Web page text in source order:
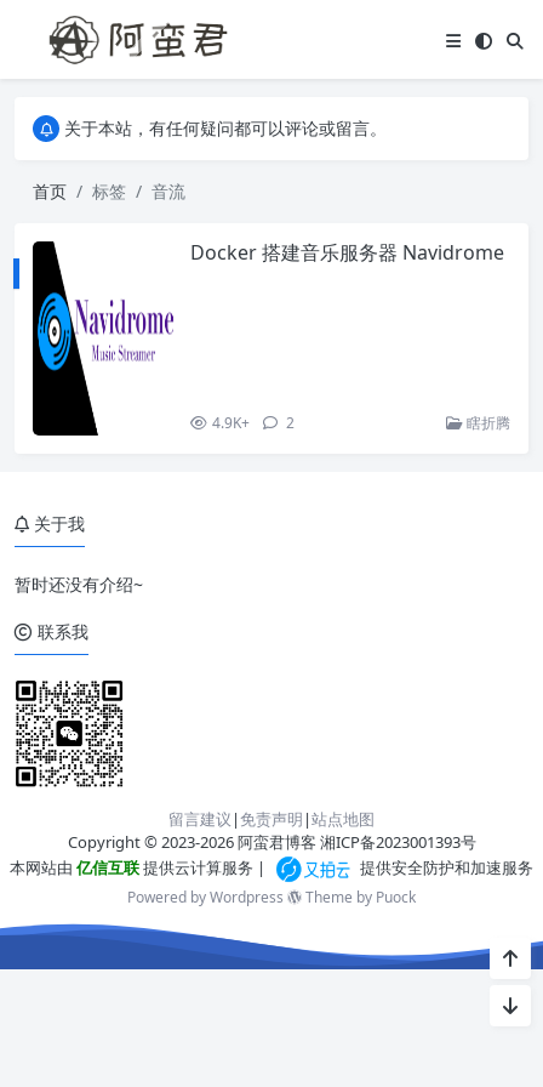
关于本站，有任何疑问都可以评论或留言。
关于本站，有任何疑问都可以评论或留言。
首页
标签 音流
Docker 搭建音乐服务器 Navidrome
4.9K+ 2 瞎折腾
关于我
暂时还没有介绍~
联系我
留言建议 |免责声明 |站点地图
Copyright © 2023-2026 阿蛮君博客 湘ICP备2023001393号
本网站由 亿信互联提供云计算服务 | 提供安全防护和加速服务
Powered by Wordpress Theme by Puock